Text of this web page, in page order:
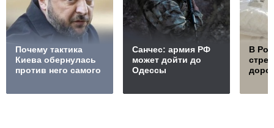
Почему тактика
Киева обернулась
против него самого
Санчес: армия РФ
может дойти до
Одессы
В